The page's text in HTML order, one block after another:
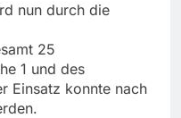
nun durch die
25
1 und des
Einsatz konnte nach